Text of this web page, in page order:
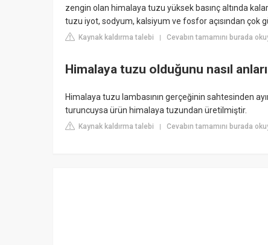
zengin olan himalaya tuzu yüksek basınç altında
tuzu iyot, sodyum, kalsiyum ve fosfor açısından çok
Kaynak kaldırma talebi | Cevabın tamamını burada
Himalaya tuzu olduğunu nasıl
Himalaya tuzu lambasının gerçeğinin sahtesinden
turuncuysa ürün himalaya tuzundan üretilmiştir.
Kaynak kaldırma talebi | Cevabın tamamını burada